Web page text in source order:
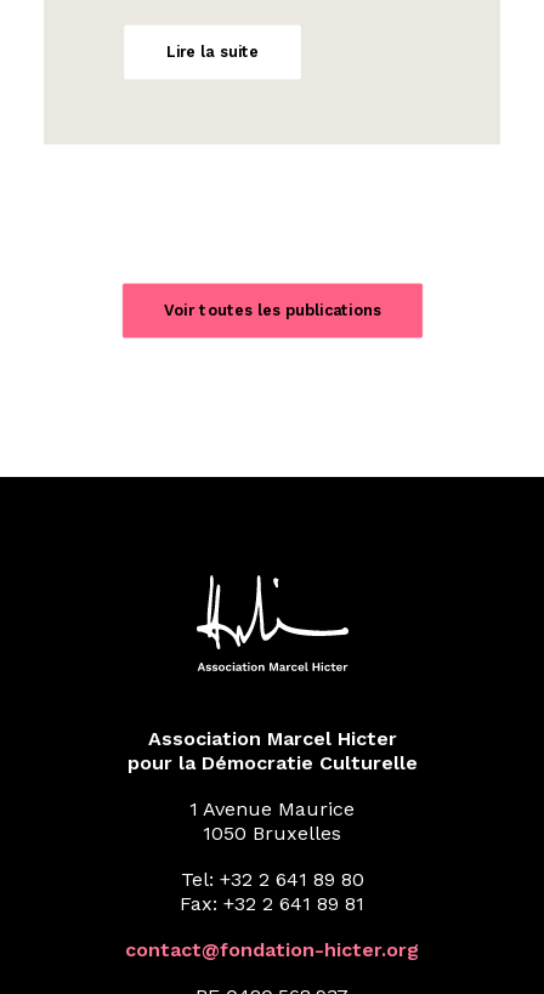
Lire la suite
Voir toutes les publications
Association Marcel Hicter
pour la Démocratie Culturelle
1 Avenue Maurice
1050 Bruxelles
Tel: +32 2 641 89 80
Fax: +32 2 641 89 81
contact@fondation-hicter.org